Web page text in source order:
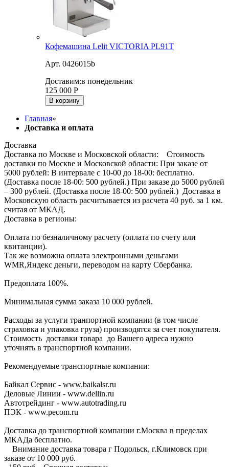
Кофемашина Lelit VICTORIA PL91T
Арт. 0426015b
Доставим:в понедельник
125 000 Р
В корзину
Главная»
Доставка и оплата
Доставка
Доставка по Москве и Московской области: Стоимость
доставки по Москве и Московской области: При заказе от
5000 рублей: В интервале с 10-00 до 18-00: бесплатно.
(Доставка после 18-00: 500 рублей.) При заказе до 5000 рублей
– 300 рублей. (Доставка после 18-00: 500 рублей.) Доставка в
Московскую область расчитывается из расчета 40 руб. за 1 км.
считая от МКАД.
Доставка в регионы:
Оплата по безналичному расчету (оплата по счету или
квитанции).
Так же возможна оплата электронными деньгами
WMR,Яндекс деньги, переводом на карту Сбербанка.
Предоплата 100%.
Минимальная сумма заказа 10 000 рублей.
Расходы за услуги транпортной компании (в том числе
страховка и упаковка груза) производятся за счет покупателя.
Стоимость доставки товара до Вашего адреса нужно
уточнять в транспортной компании.
Рекомендуемые транспортные компании:
Байкал Сервис - www.baikalsr.ru
Деловые Линии - www.dellin.ru
Автотрейдинг - www.autotrading.ru
ПЭК - www.pecom.ru
Доставка до транспортной компании г.Москва в пределах
МКАДа бесплатно.
Внимание доставка товара г Подольск, г.Климовск при
заказе от 10 000 руб.